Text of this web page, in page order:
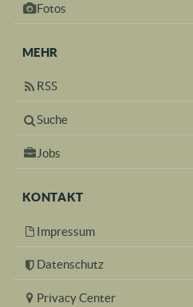
Fotos
MEHR
RSS
Suche
Jobs
KONTAKT
Impressum
Datenschutz
Privacy Center